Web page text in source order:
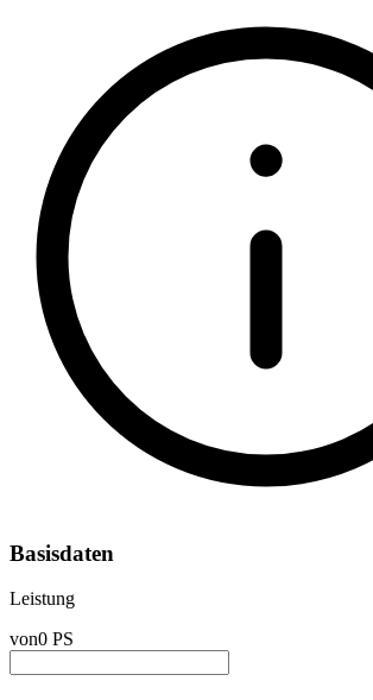
Basisdaten
Leistung
von0 PS